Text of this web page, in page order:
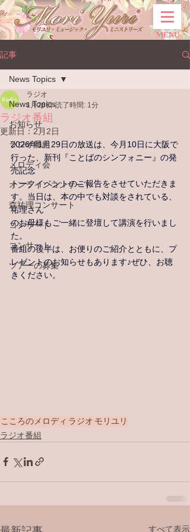
MENU
記事
News Topics
お知らせ
ラジオ番組
メロディ会
オンラインコンサート
森祐理コンサート
コンサート
コンサート
ツアーの募集
News Topics
ラジオ番組
ラジオ
1月28日 読了時間: 1分
更新日： 2月2日
2026年1月29日の放送は、今月10日に大阪で
行った、新刊『ことばのシンフォニー』の発
売記念
トークイベントのご報告をさせていただきま
す。当日は、本の中でも対談をされている、
祐理さん
のお母様もご一緒に登壇して講演を行いまし
た。
番組の後半は、お便りのご紹介とともに、プ
レゼントのお知らせもあります♪ぜひ、お聴
きください。
こころのメロディ ラジオ モリユリ
ラジオ番組
すべて表示